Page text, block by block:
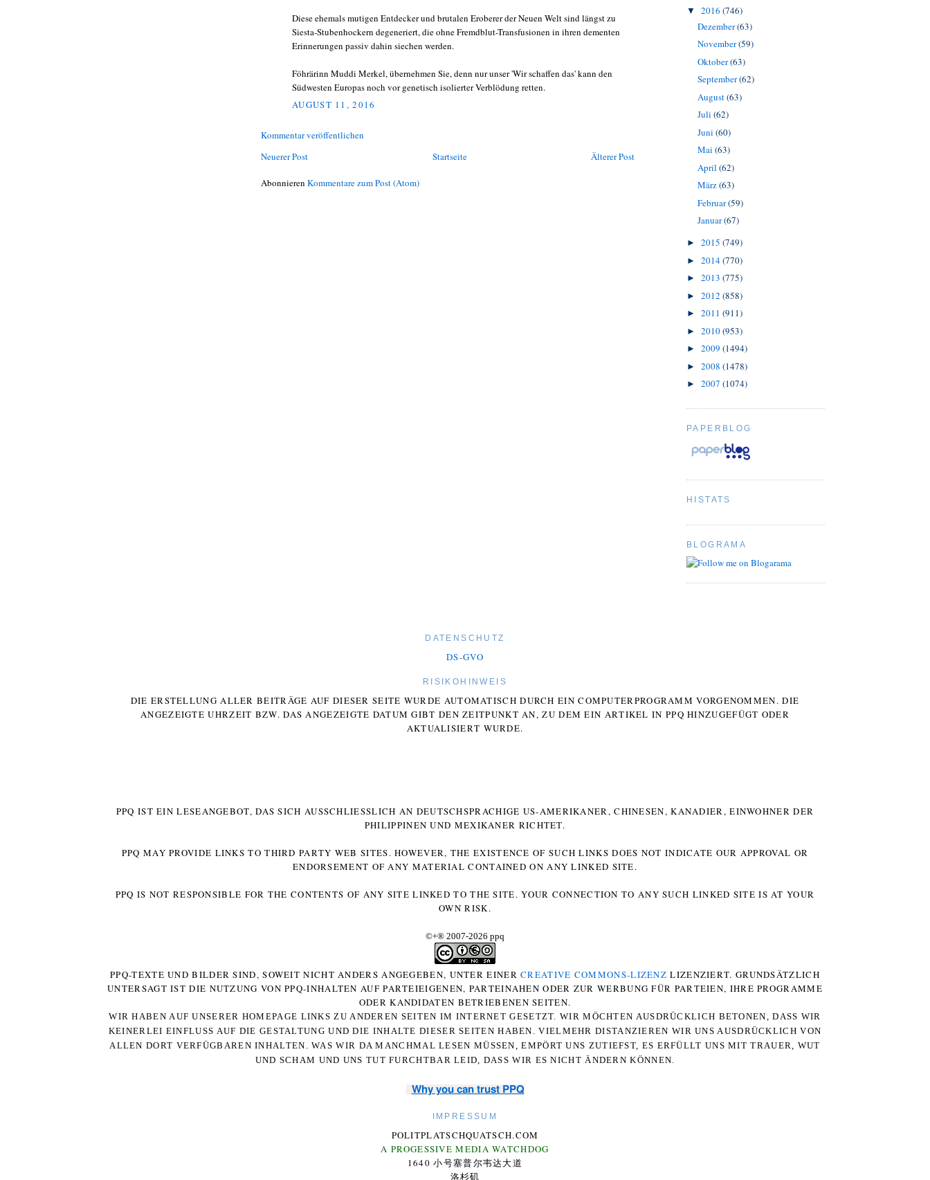
Diese ehemals mutigen Entdecker und brutalen Eroberer der Neuen Welt sind längst zu
Siesta-Stubenhockern degeneriert, die ohne Fremdblut-Transfusionen in ihren dementen
Erinnerungen passiv dahin siechen werden.
Föhrärinn Muddi Merkel, übernehmen Sie, denn nur unser 'Wir schaffen das' kann den
Südwesten Europas noch vor genetisch isolierter Verblödung retten.
AUGUST 11, 2016
Kommentar veröffentlichen
Neuerer Post
Älterer Post
Startseite
Abonnieren Kommentare zum Post (Atom)
▼ 2016 (746)
Dezember(63)
November(59)
Oktober(63)
September(62)
August(63)
Juli (62)
Juni (60)
Mai (63)
April (62)
März(63)
Februar(59)
Januar(67)
► 2015 (749)
► 2014(770)
► 2013 (775)
► 2012 (858)
► 2011 (911)
► 2010(953)
► 2009 (1494)
► 2008 (1478)
► 2007 (1074)
PAPERBLOG
HISTATS
BLOGRAMA
DATENSCHUTZ
DS-GVO
RISIKOHINWEIS
DIE ERSTELLUNG ALLER BEITRÄGE AUF DIESER SEITE WURDE AUTOMATISCH DURCH EIN COMPUTERPROGRAMM VORGENOMMEN. DIE
ANGEZEIGTE UHRZEIT BZW. DAS ANGEZEIGTE DATUM GIBT DEN ZEITPUNKT AN, ZU DEM EIN ARTIKEL IN PPQ HINZUGEFÜGT ODER
AKTUALISIERT WURDE.
PPQ IST EIN LESEANGEBOT, DAS SICH AUSSCHLIESSLICH AN DEUTSCHSPRACHIGE US-AMERIKANER, CHINESEN, KANADIER, EINWOHNER DER P
HILIPPINEN UND MEXIKANER RICHTET.
PPQ MAY PROVIDE LINKS TO THIRD PARTY WEB SITES. HOWEVER, THE EXISTENCE OF SUCH LINKS DOES NOT INDICATE OUR APPROVAL OR
ENDORSEMENT OF ANY MATERIAL CONTAINED ON ANY LINKED SITE.
PPQ IS NOT RESPONSIBLE FOR THE CONTENTS OF ANY SITE LINKED TO THE SITE. YOUR CONNECTION TO ANY SUCH LINKED SITE IS AT YOUR
OWN RISK.
©+® 2007-2026 ppq
PPQ-TEXTE UND BILDER SIND, SOWEIT NICHT ANDERS ANGEGEBEN, UNTER EINERCREATIVE COMMONS-LIZENZ LIZENZIERT. GRUNDSÄTZLICH
UNTERSAGT IST DIE NUTZUNG VON PPQ-INHALTEN AUF PARTEIEIGENEN, PARTEINAHEN ODER ZUR WERBUNG FÜR PARTEIEN, IHRE PROGRAMME
ODER KANDIDATEN BETRIEBENEN SEITEN.
WIR HABEN AUF UNSERER HOMEPAGE LINKS ZU ANDEREN SEITEN IM INTERNET GESETZT. WIR MÖCHTEN AUSDRÜCKLICH BETONEN, DASS WIR
KEINERLEI EINFLUSS AUF DIE GESTALTUNG UND DIE INHALTE DIESER SEITEN HABEN. VIELMEHR DISTANZIEREN WIR UNS AUSDRÜCKLICH VON
ALLEN DORT VERFÜGBAREN INHALTEN. WAS WIR DA MANCHMAL LESEN MÜSSEN, EMPÖRT UNS ZUTIEFST, ES ERFÜLLT UNS MIT TRAUER, WUT
UND SCHAM UND UNS TUT FURCHTBAR LEID, DASS WIR ES NICHT ÄNDERN KÖNNEN.
Why you can trust PPQ
IMPRESSUM
POLITPLATSCHQUATSCH.COM
A PROGESSIVE MEDIA WATCHDOG
1640 小号塞普尔韦达大道
洛杉矶